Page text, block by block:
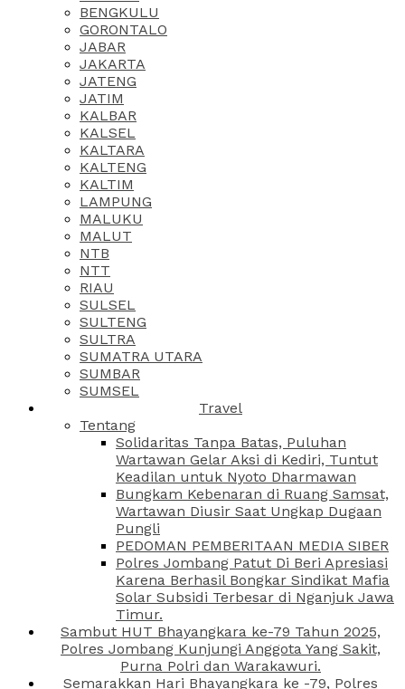
BENGKULU
GORONTALO
JABAR
JAKARTA
JATENG
JATIM
KALBAR
KALSEL
KALTARA
KALTENG
KALTIM
LAMPUNG
MALUKU
MALUT
NTB
NTT
RIAU
SULSEL
SULTENG
SULTRA
SUMATRA UTARA
SUMBAR
SUMSEL
Travel
Tentang
Solidaritas Tanpa Batas, Puluhan
Wartawan Gelar Aksi di Kediri, Tuntut
Keadilan untuk Nyoto Dharmawan
Bungkam Kebenaran di Ruang Samsat,
Wartawan Diusir Saat Ungkap Dugaan
Pungli
PEDOMAN PEMBERITAAN MEDIA SIBER
Polres Jombang Patut Di Beri Apresiasi
Karena Berhasil Bongkar Sindikat Mafia
Solar Subsidi Terbesar di Nganjuk Jawa
Timur.
Sambut HUT Bhayangkara ke-79 Tahun 2025,
Polres Jombang Kunjungi Anggota Yang Sakit,
Purna Polri dan Warakawuri.
Semarakkan Hari Bhayangkara ke -79, Polres